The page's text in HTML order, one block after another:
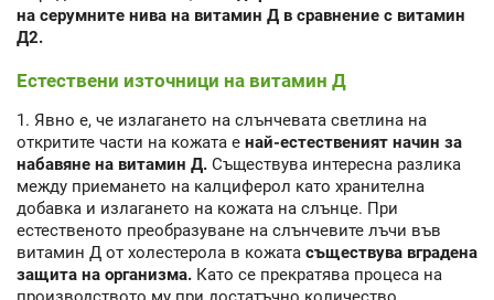
на серумните нива на витамин Д в сравнение с витамин
Д2.
Естествени източници на витамин Д
1. Явно е, че излагането на слънчевата светлина на
откритите части на кожата е най-естественият начин за
набавяне на витамин Д. Съществува интересна разлика
между приемането на калциферол като хранителна
добавка и излагането на кожата на слънце. При
естественото преобразуване на слънчевите лъчи във
витамин Д от холестерола в кожата съществува вградена
защита на организма. Като се прекратява процеса на